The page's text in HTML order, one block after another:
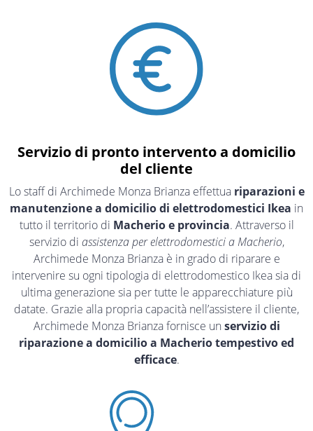
Servizio di pronto intervento a domicilio
del cliente
Lo staff di Archimede Monza Brianza effettua riparazioni e
manutenzione a domicilio di elettrodomestici Ikea in
tutto il territorio di Macherio e provincia. Attraverso il
servizio di assistenza per elettrodomestici a Macherio,
Archimede Monza Brianza è in grado di riparare e
intervenire su ogni tipologia di elettrodomestico Ikea sia di
ultima generazione sia per tutte le apparecchiature più
datate. Grazie alla propria capacità nell’assistere il cliente,
Archimede Monza Brianza fornisce un servizio di
riparazione a domicilio a Macherio tempestivo ed
efficace.